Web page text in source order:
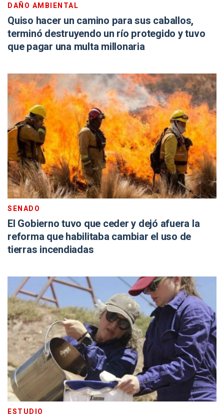
DAÑO AMBIENTAL
Quiso hacer un camino para sus caballos,
terminó destruyendo un río protegido y tuvo
que pagar una multa millonaria
SENADO
El Gobierno tuvo que ceder y dejó afuera la
reforma que habilitaba cambiar el uso de
tierras incendiadas
ESTUDIO